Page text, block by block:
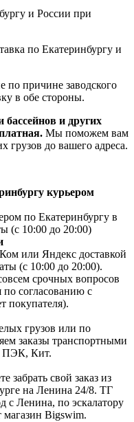
и России при
по Екатеринбургу и
по причине заводского
в обе стороны.
бассейнов и других
Мы поможем вам
грузов до вашего адреса.
курьером
по Екатеринбургу в
(с 10:00 до 20:00)
или Яндекс доставкой
(с 10:00 до 20:00).
срочных вопросов
по согласованию с
покупателя).
грузов или по
заказы транспортными
ПЭК, Кит.
забрать свой заказ из
на Ленина 24/8. ТГ
с Ленина, по эскалатору
магазин Bigswim.